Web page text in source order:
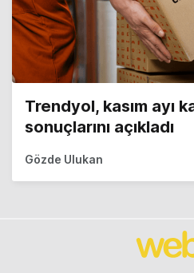
Trendyol, kasım ayı
sonuçlarını açıkladı
Gözde Ulukan